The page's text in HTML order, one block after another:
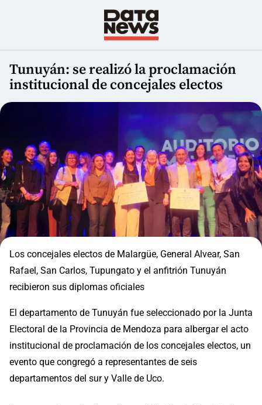
Tunuyán: se realizó la proclamación
institucional de concejales electos
Los concejales electos de Malargüe, General Alvear, San
Rafael, San Carlos, Tupungato y el anfitrión Tunuyán
recibieron sus diplomas oficiales
El departamento de Tunuyán fue seleccionado por la Junta
Electoral de la Provincia de Mendoza para albergar el acto
institucional de proclamación de los concejales electos, un
evento que congregó a representantes de seis
departamentos del sur y Valle de Uco.